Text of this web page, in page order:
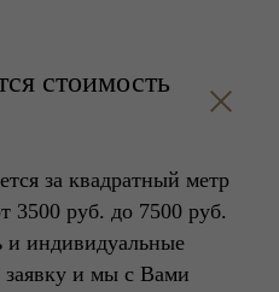
стоимость
за квадратный метр
3500 руб. до 7500 руб.
и индивидуальные
заявку и мы с Вами